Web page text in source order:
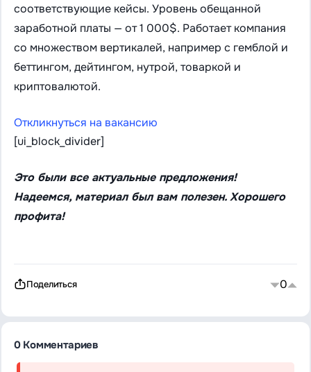
соответствующие кейсы. Уровень обещанной
заработной платы — от 1 000$. Работает компания
со множеством вертикалей, например с гемблой и
беттингом, дейтингом, нутрой, товаркой и
криптовалютой.
Откликнуться на вакансию
[ui_block_divider]
Это были все актуальные предложения!
Надеемся, материал был вам полезен. Хорошего
профита!
Поделиться 0
0 Комментариев